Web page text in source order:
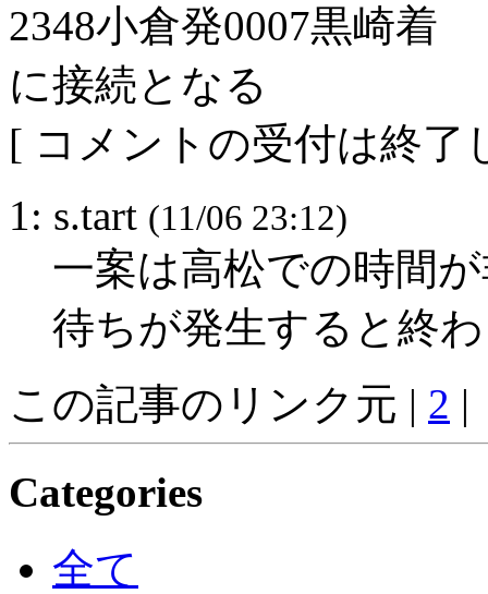
2348小倉発0007黒崎着
に接続となる
[ コメントの受付は終了
1: s.tart (11/06 23:12)
一案は高松での時間
待ちが発生すると終
この記事のリンク元 | 2 |
Categories
全て